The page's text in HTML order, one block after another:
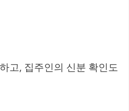
고, 집주인의 신분 확인도